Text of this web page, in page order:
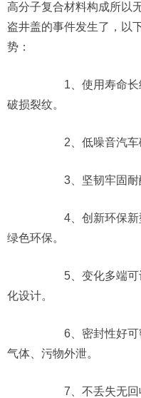
高分子复合材料构成所以
盗井盖的事件发生了，以
势：
1、使用寿命长经
破损裂纹。
2、低噪音汽车碾
3、坚韧牢固耐酸
4、创新环保新型
绿色环保。
5、变化多端可设
化设计。
6、密封性好可密
气体、污物外泄。
7、不丢失无回收